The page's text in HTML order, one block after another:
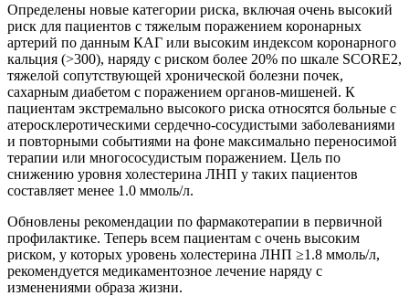
Определены новые категории риска, включая очень высокий
риск для пациентов с тяжелым поражением коронарных
артерий по данным КАГ или высоким индексом коронарного
кальция (>300), наряду с риском более 20% по шкале SCORE2,
тяжелой сопутствующей хронической болезни почек,
сахарным диабетом с поражением органов-мишеней. К
пациентам экстремально высокого риска относятся больные с
атеросклеротическими сердечно-сосудистыми заболеваниями
и повторными событиями на фоне максимально переносимой
терапии или многососудистым поражением. Цель по
снижению уровня холестерина ЛНП у таких пациентов
составляет менее 1.0 ммоль/л.
Обновлены рекомендации по фармакотерапии в первичной
профилактике. Теперь всем пациентам с очень высоким
риском, у которых уровень холестерина ЛНП ≥1.8 ммоль/л,
рекомендуется медикаментозное лечение наряду с
изменениями образа жизни.